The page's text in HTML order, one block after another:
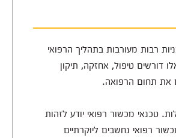
רבות מעורבות בתהליך הרפואי
דורשים טיפול, אחזקה, תיקון
את תחום הרפואה.
טכנאי מכשור רפואי יודע לזהות
רפואי נחשבים ליוקרתיים